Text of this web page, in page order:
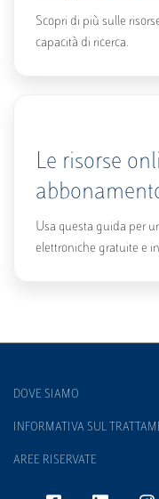
Scopri di più sulle
capacità di ricerca.
Le risorse
Usa questa guida per
elettroniche gratuite e
DOVE SIAMO
INFORMATIVA SUL
AREE RISERVATE